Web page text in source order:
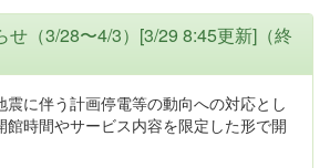
せ（3/28〜4/3）[3/29 8:45更新]（終
震に伴う計画停電等の動向への対応とし
館時間やサービス内容を限定した形で開